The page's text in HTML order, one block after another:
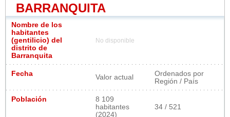
BARRANQUITA
Nombre de los
habitantes
(gentilicio) del
distrito de
Barranquita
No disponible
Fecha Valor actual
Ordenados por
Región / País
Población
8 109
habitantes
(2024)
34 / 521